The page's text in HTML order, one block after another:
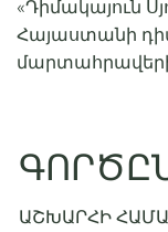
ԱՇԽԱՐՀԻ
«Դիմակայուն
Հայաստանի